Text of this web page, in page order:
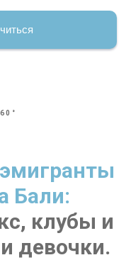
°
Бали:
клубы и
девочки.